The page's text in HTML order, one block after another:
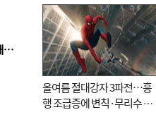
■ 로봇 1000대가 상품 입출고 척척…롯데마트 24시간 배송 자동화
올여름 절대강자 3파전…흥
행 조급증에 변칙·무리수 마